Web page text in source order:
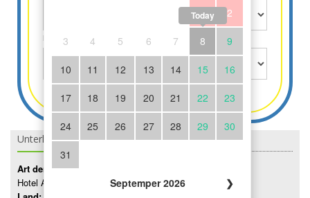
1 2
3 4 5 6 7 8
Today
9
10 11 12 13 14 15 16
17 18 19 20 21 22 23
24 25 26 27 28 29 30
31
Septemper 2026
❯
Kinder bis 3 Jahre gratis
Unterkunft Details
Art der Unterkunft:
Hotel Agriturismo B&B